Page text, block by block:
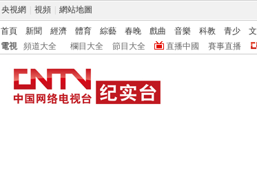
央視網 視頻 網站地圖
首頁 新聞 經濟 體育 綜藝 春晚 戲曲 音樂 科教 青少
電視
頻道大全 欄目大全 節目大全 直播中國 賽事直播